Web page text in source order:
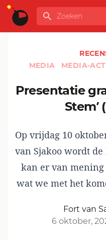
Ga naar de inhoud
GLOBALINFO
Zoeken
MEDIA
MEDIA-
Presentatie gratis krant ‘De Vrije
Stem’
Op vrijdag 10
van Sjakoo wordt
kan er van
wat we met het
Fort van
6 oktober,